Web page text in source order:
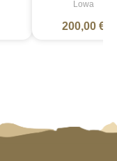
Lowa
200,00 €